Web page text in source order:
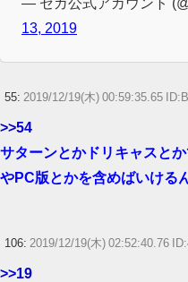
— セガ公式アカウント
13, 2019
55: 2019/12/19(木) 00:59:35.65
>>54
サターンとかドリキャスと
やPC版とかを含めばいける
106: 2019/12/19(木) 02:52:40.76
>>19